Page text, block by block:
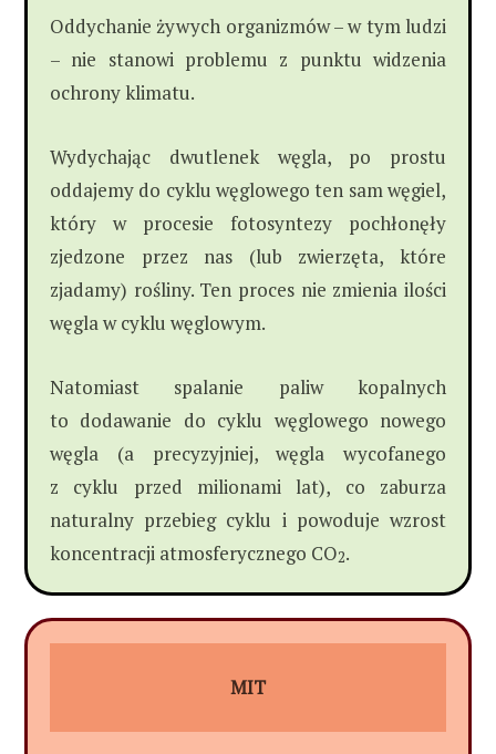
Oddychanie żywych organizmów – w tym ludzi
– nie stanowi problemu z punktu widzenia
ochrony klimatu.
Wydychając dwutlenek węgla, po prostu
oddajemy do cyklu węglowego ten sam węgiel,
który w procesie fotosyntezy pochłonęły
zjedzone przez nas (lub zwierzęta, które
zjadamy) rośliny. Ten proces nie zmienia ilości
węgla w cyklu węglowym.
Natomiast spalanie paliw kopalnych
to dodawanie do cyklu węglowego nowego
węgla (a precyzyjniej, węgla wycofanego
z cyklu przed milionami lat), co zaburza
naturalny przebieg cyklu i powoduje wzrost
koncentracji atmosferycznego CO2.
MIT